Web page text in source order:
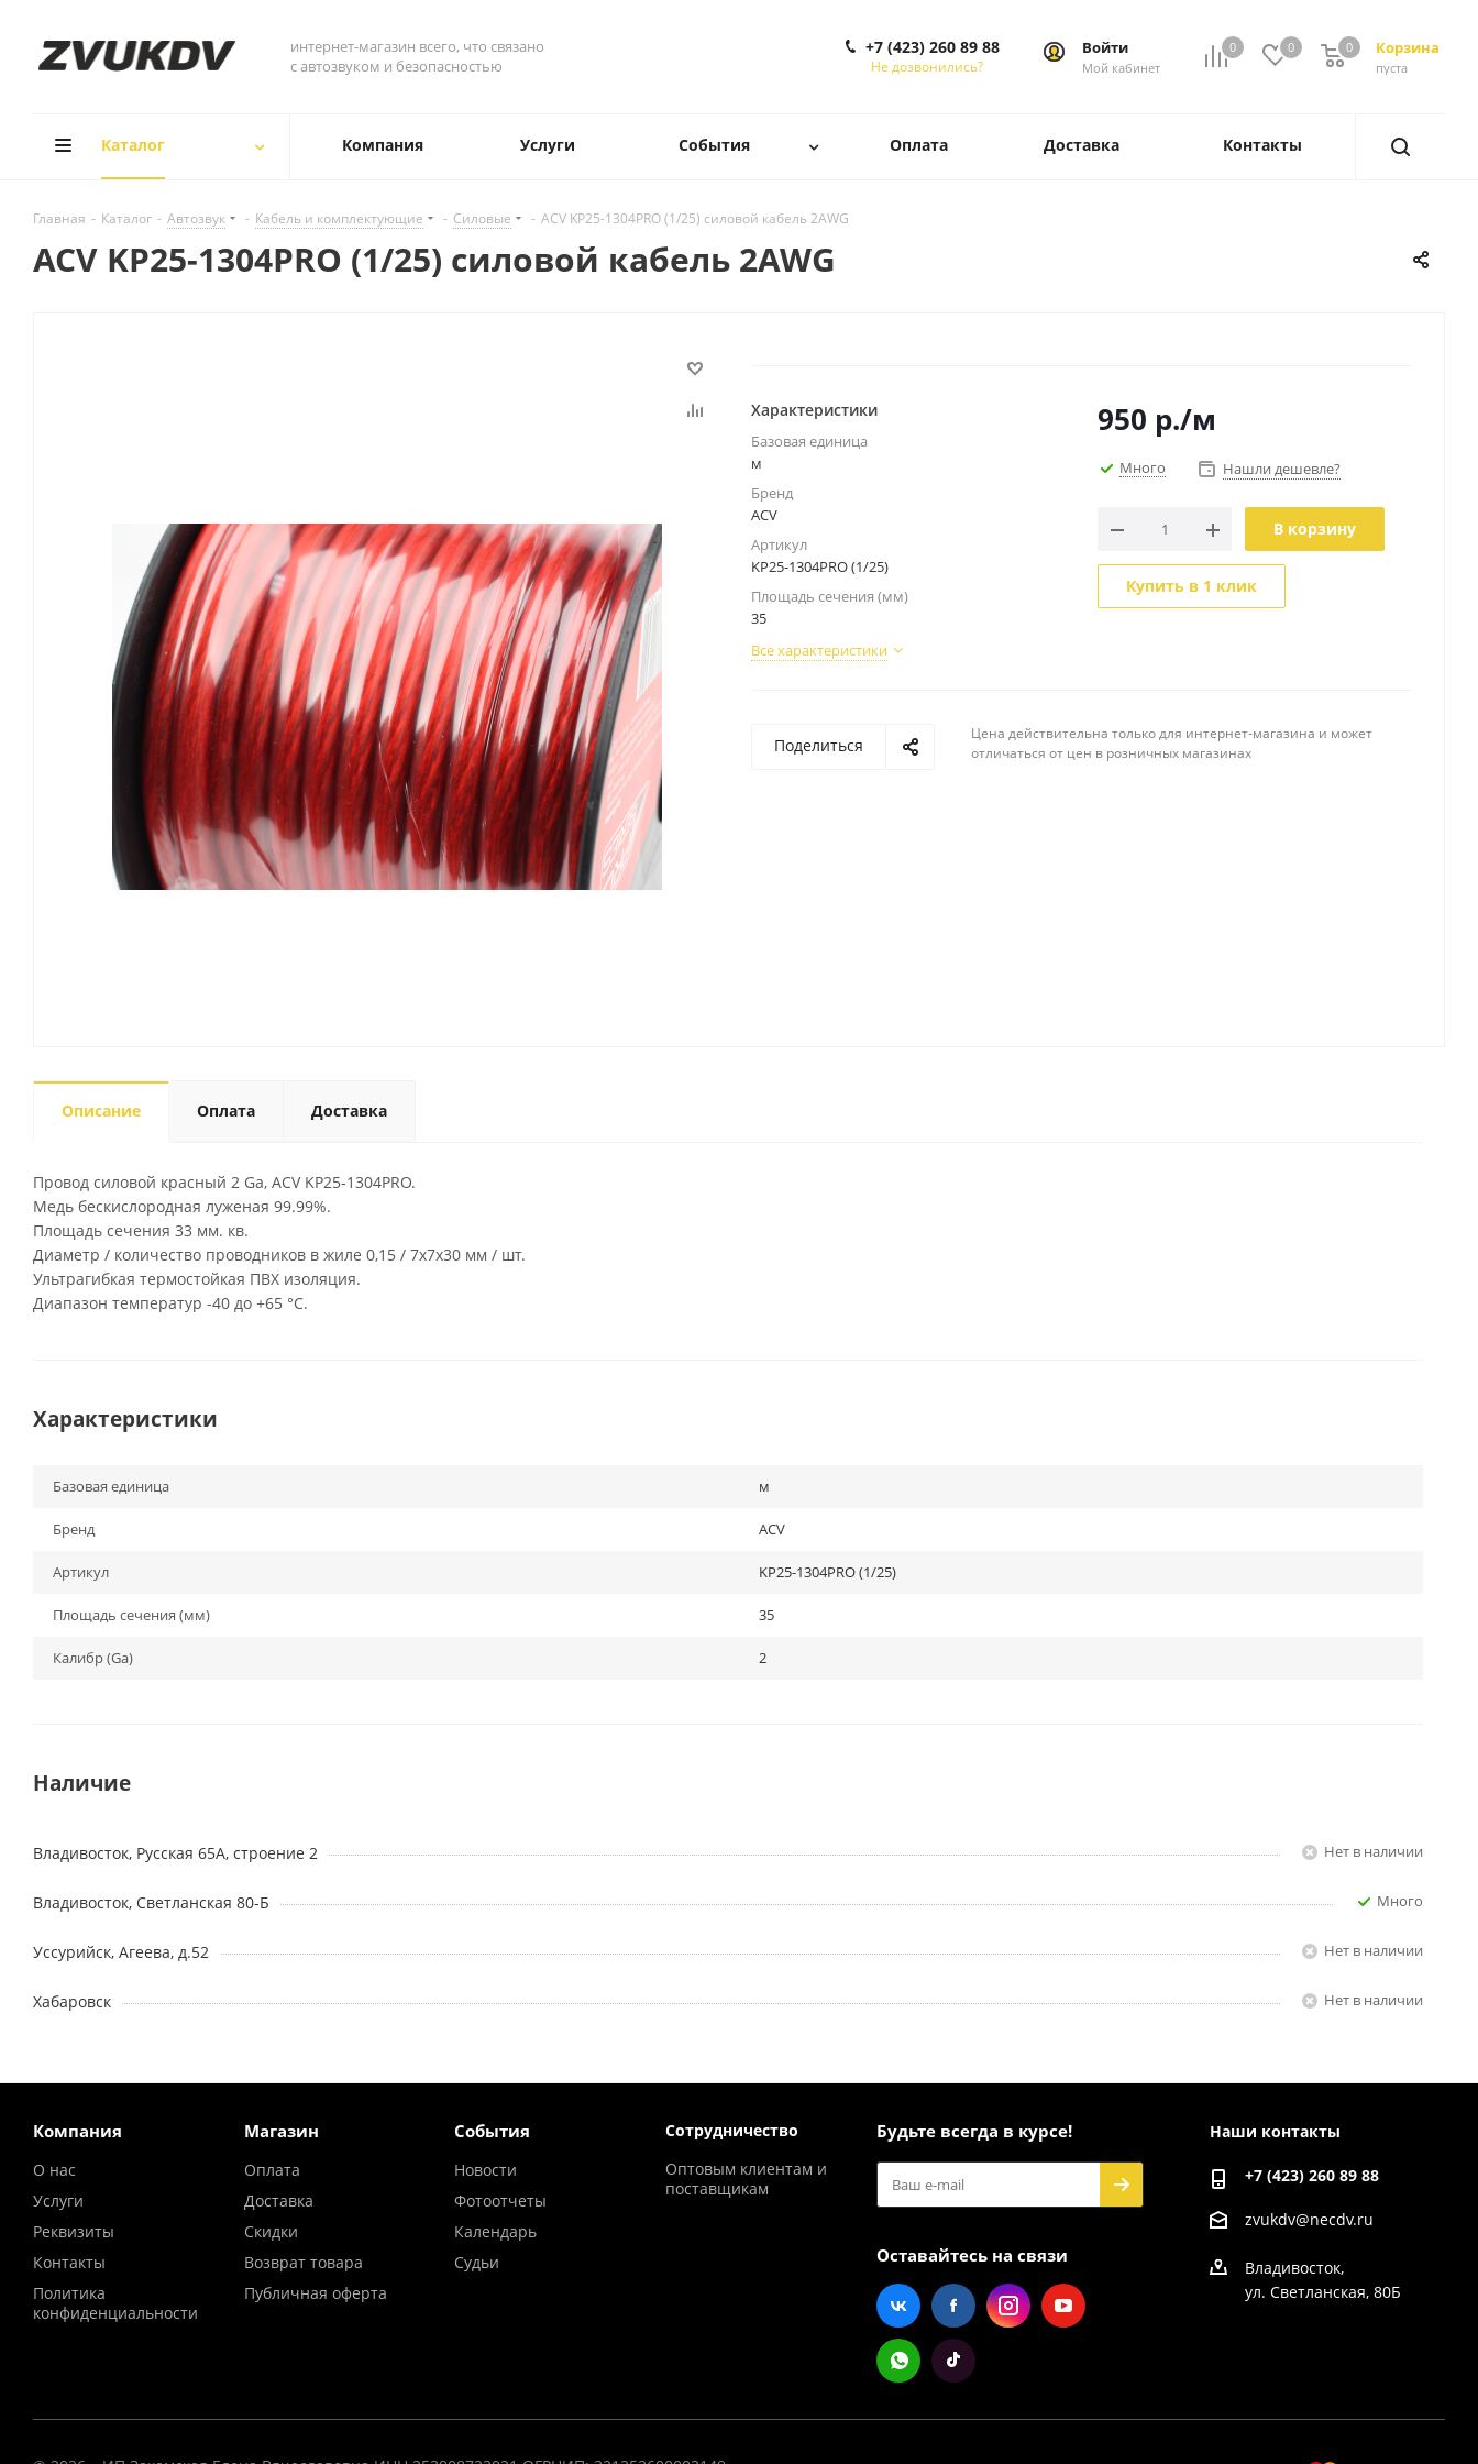
интернет-магазин всего, что связано
с автозвуком и безопасностью
0 0 Корзина
0
пуста
0
Войти
Мой кабинет
+7 (423) 260 89 88
Не дозвонились?
Каталог Компания Услуги События Оплата Доставка Контакты
Главная - Каталог - Автозвук - Кабель и комплектующие - Силовые - ACV KP25-1304PRO (1/25) силовой кабель 2AWG
ACV KP25-1304PRO (1/25) силовой кабель 2AWG
Характеристики
Базовая единица
м
Бренд
ACV
Артикул
KP25-1304PRO (1/25)
Площадь сечения (мм)
35
Все характеристики
950 р./м
Много Нашли дешевле?
В корзину
Купить в 1 клик
Поделиться
Цена действительна только для интернет-магазина и может
отличаться от цен в розничных магазинах
Описание Оплата Доставка
Провод силовой красный 2 Ga, ACV KP25-1304PRO.
Медь бескислородная луженая 99.99%.
Площадь сечения 33 мм. кв.
Диаметр / количество проводников в жиле 0,15 / 7х7х30 мм / шт.
Ультрагибкая термостойкая ПВХ изоляция.
Диапазон температур -40 до +65 °C.
Характеристики
Базовая единица м
Бренд ACV
Артикул KP25-1304PRO (1/25)
Площадь сечения (мм) 35
Калибр (Ga) 2
Наличие
Владивосток, Русская 65А, строение 2 Нет в наличии
Владивосток, Светланская 80-Б Много
Уссурийск, Агеева, д.52 Нет в наличии
Хабаровск Нет в наличии
Компания
О нас
Услуги
Реквизиты
Контакты
Политика
конфиденциальности
Магазин
Оплата
Доставка
Скидки
Возврат товара
Публичная оферта
События
Новости
Фотоотчеты
Календарь
Судьи
Сотрудничество
Оптовым клиентам и
поставщикам
Будьте всегда в курсе!
Оставайтесь на связи
Наши контакты
+7 (423) 260 89 88
zvukdv@necdv.ru
Владивосток,
ул. Светланская, 80Б